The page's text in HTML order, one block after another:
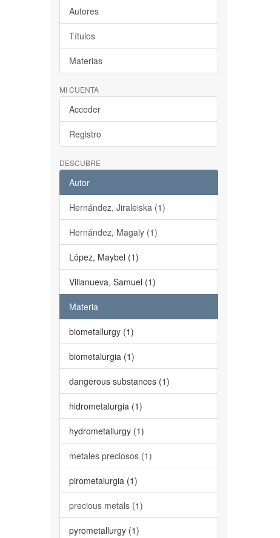
Autores
Títulos
Materias
MI CUENTA
Acceder
Registro
DESCUBRE
Autor
Hernández, Jiraleiska (1)
Hernández, Magaly (1)
López, Maybel (1)
Villanueva, Samuel (1)
Materia
biometallurgy (1)
biometalurgia (1)
dangerous substances (1)
hidrometalurgia (1)
hydrometallurgy (1)
metales preciosos (1)
pirometalurgia (1)
precious metals (1)
pyrometallurgy (1)